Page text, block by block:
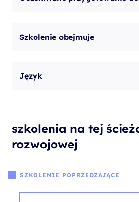
Szkolenie obejmuje
Język
szkolenia na tej
rozwojowej
SZKOLENIE POPRZEDZAJĄCE